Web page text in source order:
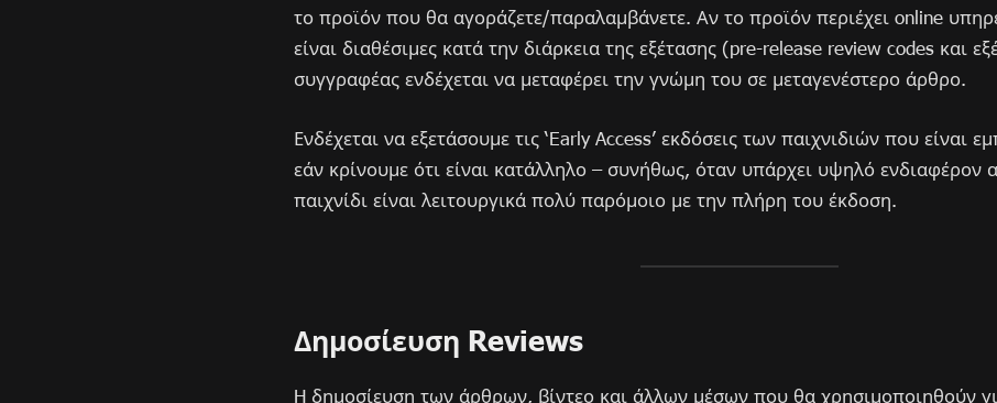
το προϊόν που θα αγοράζετε/παραλαμβάνετε. Αν το προϊόν περιέχει online
είναι διαθέσιμες κατά την διάρκεια της εξέτασης (pre-release review codes και
συγγραφέας ενδέχεται να μεταφέρει την γνώμη του σε μεταγενέστερο άρθρο.
Ενδέχεται να εξετάσουμε τις ‘Early Access’ εκδόσεις των παιχνιδιών που είναι
εάν κρίνουμε ότι είναι κατάλληλο – συνήθως, όταν υπάρχει υψηλό ενδιαφέρον
παιχνίδι είναι λειτουργικά πολύ παρόμοιο με την πλήρη του έκδοση.
Δημοσίευση Reviews
H δημοσίευση των άρθρων, βίντεο και άλλων μέσων που θα χρησιμοποιηθούν